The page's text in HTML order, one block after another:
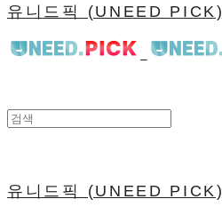
유니드픽 (UNEED PICK)
유니드픽 (UNEED PICK)